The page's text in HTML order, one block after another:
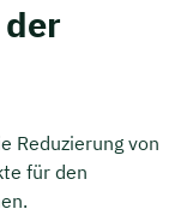
Reduzierung von
für den